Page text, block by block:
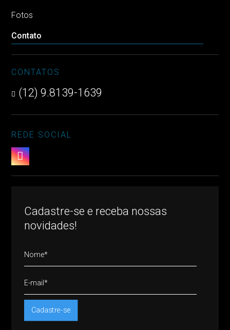
Fotos
Contato
CONTATOS
 (12) 9.8139-1639
REDE SOCIAL

Cadastre-se e receba nossas
novidades!